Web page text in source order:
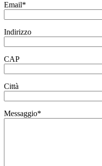
Email*
Indirizzo
CAP
Città
Messaggio*